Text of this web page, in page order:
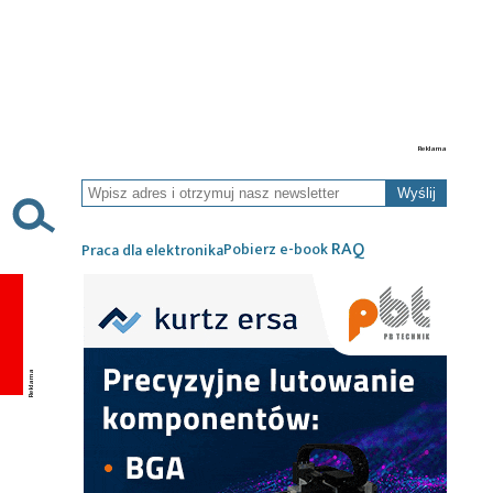
Wyślij
Praca dla elektronikaPobierz e-bookRAQ